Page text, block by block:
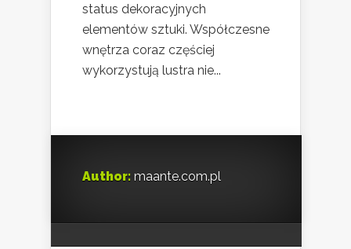
status dekoracyjnych
elementów sztuki. Współczesne
wnętrza coraz częściej
wykorzystują lustra nie...
Author: maante.com.pl